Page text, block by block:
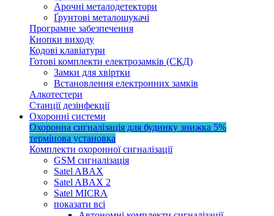
Арочні металодетектори
Ґрунтові металошукачі
Програмне забезпечення
Кнопки виходу
Кодові клавіатури
Готові комплекти електрозамків (СКД)
Замки для хвіртки
Встановлення електронних замків
Алкотестери
Станції дезінфекції
Охоронні системи
Охоронна сигналізація для будинку знижка 5%
термінова установка
Комплекти охоронної сигналізації
GSM сигналізація
Satel ABAX
Satel ABAX 2
Satel MICRA
показати всі